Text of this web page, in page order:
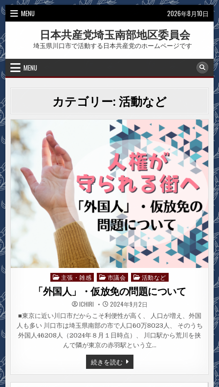
Skip
MENU 2026年8月10日
日本共産党埼玉南部地区委員会
埼玉県川口市で活動する日本共産党のホームページです
MENU
カテゴリー: 活動など
Posted
in
主張・雑感 市議会 活動など
「外国人」・仮放免の問題について
ICHIRI 2024年9月2日
■東京に近い川口市だからこそ利便性が高く、 人口が増え、外国
人も多い 川口市は埼玉県南部の市で人口60万8023人、 そのうち
外国人46208人（2024年８月１日時点）、 川口駅から荒川を挟
んで隣が東京の赤羽駅という立…
続きを読む「外
国
人」・